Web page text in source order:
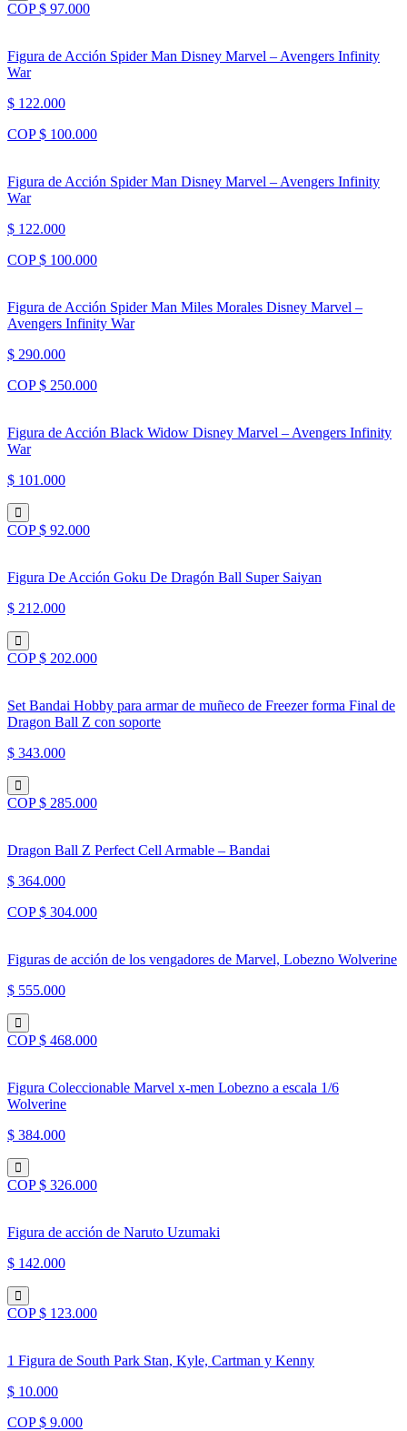
COP $ 97.000
Figura de Acción Spider Man Disney Marvel – Avengers Infinity
War
$ 122.000
COP $ 100.000
Figura de Acción Spider Man Disney Marvel – Avengers Infinity
War
$ 122.000
COP $ 100.000
Figura de Acción Spider Man Miles Morales Disney Marvel –
Avengers Infinity War
$ 290.000
COP $ 250.000
Figura de Acción Black Widow Disney Marvel – Avengers Infinity
War
$ 101.000
COP $ 92.000
Figura De Acción Goku De Dragón Ball Super Saiyan
$ 212.000
COP $ 202.000
Set Bandai Hobby para armar de muñeco de Freezer forma Final de
Dragon Ball Z con soporte
$ 343.000
COP $ 285.000
Dragon Ball Z Perfect Cell Armable – Bandai
$ 364.000
COP $ 304.000
Figuras de acción de los vengadores de Marvel, Lobezno Wolverine
$ 555.000
COP $ 468.000
Figura Coleccionable Marvel x-men Lobezno a escala 1/6
Wolverine
$ 384.000
COP $ 326.000
Figura de acción de Naruto Uzumaki
$ 142.000
COP $ 123.000
1 Figura de South Park Stan, Kyle, Cartman y Kenny
$ 10.000
COP $ 9.000